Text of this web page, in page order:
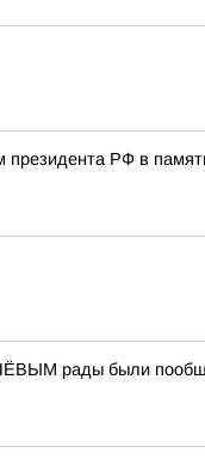
президента РФ в
рады были